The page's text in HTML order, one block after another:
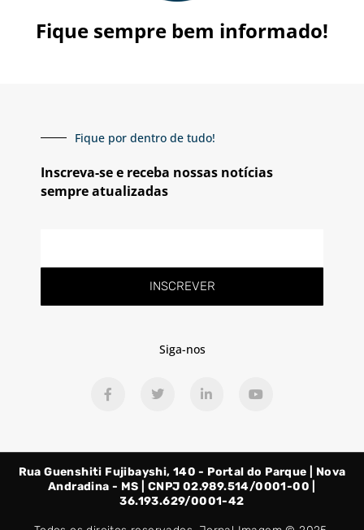
Fique sempre bem informado!
Fique por dentro de tudo!
Inscreva-se e receba nossas notícias
sempre atualizadas
INSCREVER
Siga-nos
a
k
-
w
i
n
-
i
o
Rua Guenshiti Fujibayshi, 140 - Portal do Parque | Nova
Andradina - MS | CNPJ 02.989.514/0001-00 |
36.193.629/0001-42